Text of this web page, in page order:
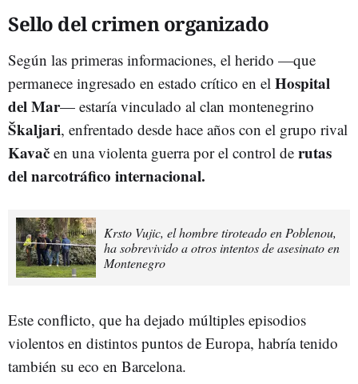
Sello del crimen organizado
Según las primeras informaciones, el herido —que
permanece ingresado en estado crítico en el Hospital
del Mar— estaría vinculado al clan montenegrino
Škaljari, enfrentado desde hace años con el grupo rival
Kavač en una violenta guerra por el control de rutas
del narcotráfico internacional.
Krsto Vujic, el hombre tiroteado en Poblenou,
ha sobrevivido a otros intentos de asesinato en
Montenegro
Este conflicto, que ha dejado múltiples episodios
violentos en distintos puntos de Europa, habría tenido
también su eco en Barcelona.